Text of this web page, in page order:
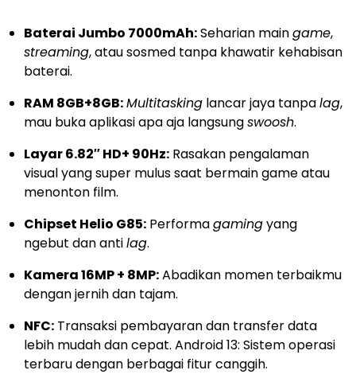
Baterai Jumbo 7000mAh:Seharian maingame,
streaming, atau sosmed tanpa khawatir kehabisan
baterai.
RAM 8GB+8GB:Multitasking lancar jaya tanpalag,
mau buka aplikasi apa aja langsungswoosh.
Layar 6.82″ HD+ 90Hz: Rasakan pengalaman
visual yang super mulus saat bermain game atau
menonton film.
Chipset Helio G85: Performagamingyang
ngebut dan antilag.
Kamera 16MP + 8MP:Abadikan momen terbaikmu
dengan jernih dan tajam.
NFC: Transaksi pembayaran dan transfer data
lebih mudah dan cepat. Android 13: Sistem operasi
terbaru dengan berbagai fitur canggih.